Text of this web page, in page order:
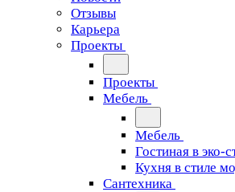
Отзывы
Карьера
Проекты
Проекты
Мебель
Мебель
Гостиная в эко-
Кухня в стиле
Сантехника